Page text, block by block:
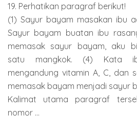
19. Perhatikan paragraf berikut!
(1) Sayur bayam masakan ibu
Sayur bayam buatan ibu
memasak sayur bayam, aku
satu mangkok. (4) Kata
mengandung vitamin A, C, dan
memasak bayam menjadi sayur
Kalimat utama paragraf
nomor ...